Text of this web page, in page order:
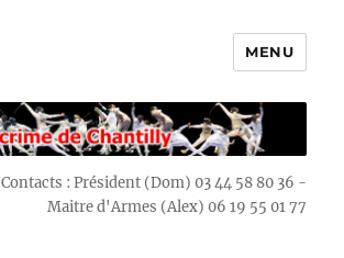
MENU
Contacts : Président (Dom) 03 44 58 80 36 -
Maitre d'Armes (Alex) 06 19 55 01 77